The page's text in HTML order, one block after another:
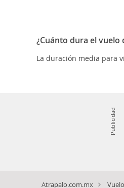
¿Cuánto dura el vuelo
La duración media para
Publicidad
Atrapalo.com.mx